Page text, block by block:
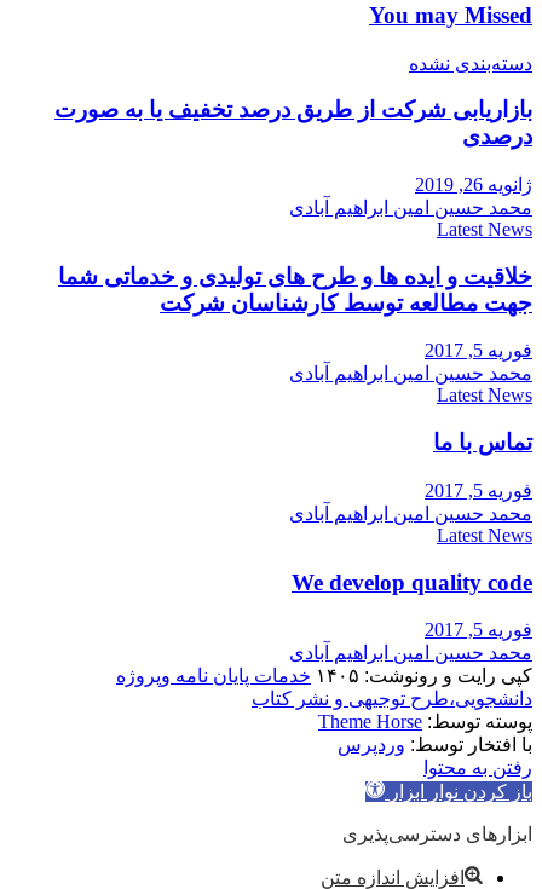
You may Missed
دسته‌بندی نشده
بازاریابی شرکت از طریق درصد تخفیف یا به صورت
درصدی
ژانویه 26, 2019
محمد حسین امین ابراهیم آبادی
Latest News
خلاقیت و ایده ها و طرح های تولیدی و خدماتی شما
جهت مطالعه توسط کارشناسان شرکت
فوریه 5, 2017
محمد حسین امین ابراهیم آبادی
Latest News
تماس با ما
فوریه 5, 2017
محمد حسین امین ابراهیم آبادی
Latest News
We develop quality code
فوریه 5, 2017
محمد حسین امین ابراهیم آبادی
کپی رایت و رونوشت: ۱۴۰۵
خدمات پایان نامه وپروژه
دانشجویی،طرح توجیهی و نشر کتاب
پوسته توسط: Theme Horse
با افتخار توسط: وردپرس
رفتن به محتوا
باز کردن نوار ابزار
ابزارهای دسترسی‌پذیری
افزایش اندازه متن